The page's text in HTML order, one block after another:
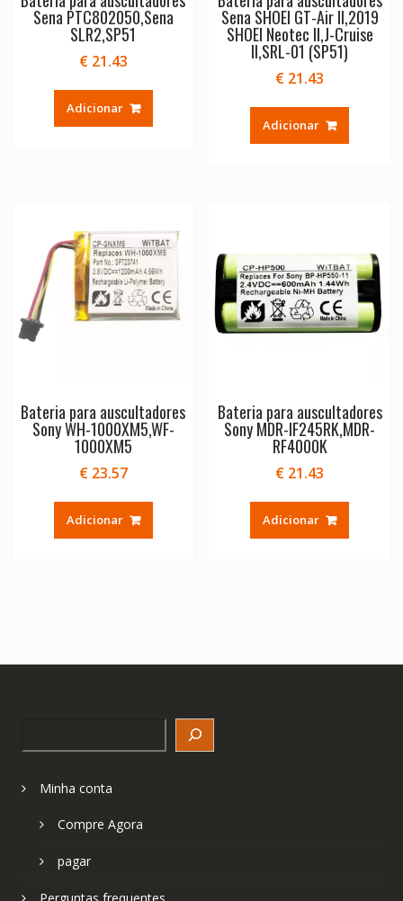
Sena PTC802050,Sena
SLR2,SP51
€21.43
Adicionar
Sena SHOEI GT-Air II,2019
SHOEI Neotec II,J-Cruise
II,SRL-01 (SP51)
€ 21.43
Adicionar
Bateria para auscultadores
Sony WH-1000XM5,WF-
1000XM5
€23.57
Adicionar
Bateria para auscultadores
Sony MDR-IF245RK,MDR-
RF4000K
€ 21.43
Adicionar
Minha conta
Compre Agora
pagar